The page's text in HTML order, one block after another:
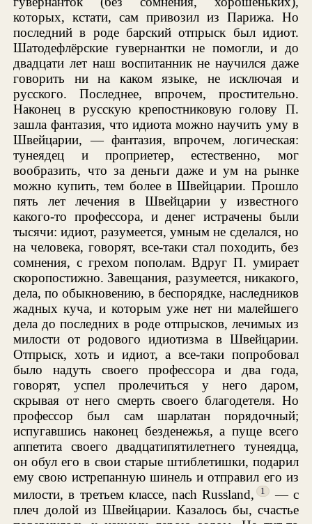
которых, кстати, сам привозил из Парижа. Но
последний в роде барский отпрыск был идиот.
Шатодефлёрские гувернантки не помогли, и до
двадцати лет наш воспитанник не научился даже
говорить ни на каком языке, не исключая и
русского. Последнее, впрочем, простительно.
Наконец в русскую крепостниковую голову П.
зашла фантазия, что идиота можно научить уму в
Швейцарии, — фантазия, впрочем, логическая:
тунеядец и проприетер, естественно, мог
вообразить, что за деньги даже и ум на рынке
можно купить, тем более в Швейцарии. Прошло
пять лет лечения в Швейцарии у известного
какого-то профессора, и денег истрачены были
тысячи: идиот, разумеется, умным не сделался, но
на человека, говорят, все-таки стал походить, без
сомнения, с грехом пополам. Вдруг П. умирает
скоропостижно. Завещания, разумеется, никакого,
дела, по обыкновению, в беспорядке, наследников
жадных куча, и которым уже нет ни малейшего
дела до последних в роде отпрысков, лечимых из
милости от родового идиотизма в Швейцарии.
Отпрыск, хоть и идиот, а все-таки попробовал
было надуть своего профессора и два года,
говорят, успел пролечиться у него даром,
скрывая от него смерть своего благодетеля. Но
профессор был сам шарлатан порядочный;
испугавшись наконец безденежья, а пуще всего
аппетита своего двадцатипятилетнего тунеядца,
он обул его в свои старые штиблетишки, подарил
ему свою истрепанную шинель и отправил его из
милости, в третьем классе, nach Russland,
1
— с
плеч долой из Швейцарии. Казалось бы, счастье